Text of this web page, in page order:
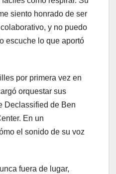
siento honrado de ser
y no puedo
escuche lo que aportó
por primera vez en
orquestar sus
Declassified de Ben
En un
el sonido de su voz
fuera de lugar,